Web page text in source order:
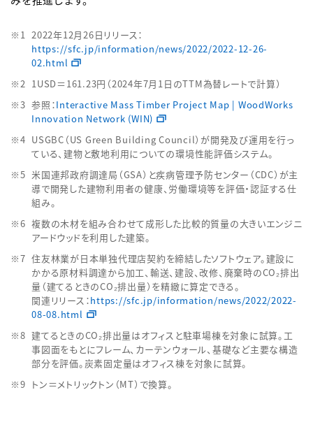
2022年12月26日リリース：
https://sfc.jp/information/news/2022/2022-12-26-
02.html
1USD＝161.23円（2024年7月1日のTTM為替レートで計算）
参照：Interactive Mass Timber Project Map | WoodWorks
Innovation Network (WIN)
USGBC（US Green Building Council）が開発及び運用を行っ
ている、建物と敷地利用についての環境性能評価システム。
米国連邦政府調達局（GSA）と疾病管理予防センター（CDC）が主
導で開発した建物利用者の健康、労働環境等を評価・認証する仕
組み。
複数の木材を組み合わせて成形した比較的質量の大きいエンジニ
アードウッドを利用した建築。
住友林業が日本単独代理店契約を締結したソフトウェア。建設に
かかる原材料調達から加工、輸送、建設、改修、廃棄時のCO₂排出
量（建てるときのCO₂排出量）を精緻に算定できる。
関連リリース：https://sfc.jp/information/news/2022/2022-
08-08.html
建てるときのCO₂排出量はオフィスと駐車場棟を対象に試算。工
事図面をもとにフレーム、カーテンウォール、基礎など主要な構造
部分を評価。炭素固定量はオフィス棟を対象に試算。
トン＝メトリックトン（MT）で換算。